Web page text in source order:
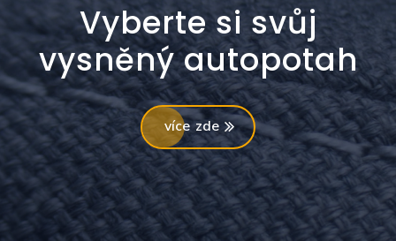
Vyberte si svůj
vysněný autopotah
více zde